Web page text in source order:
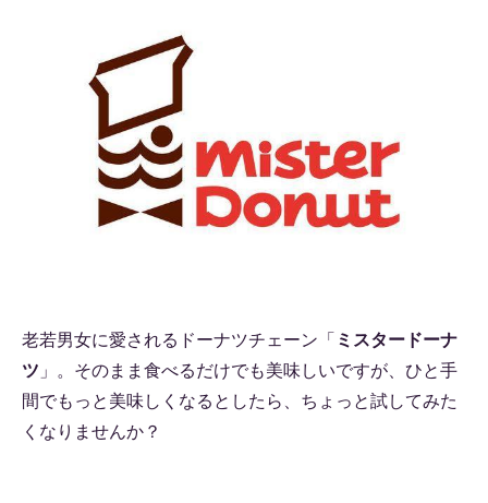
老若男女に愛されるドーナツチェーン「 ミスタードーナ
ツ 」。そのまま食べるだけでも美味しいですが、ひと手
間でもっと美味しくなるとしたら、ちょっと試してみた
くなりませんか？